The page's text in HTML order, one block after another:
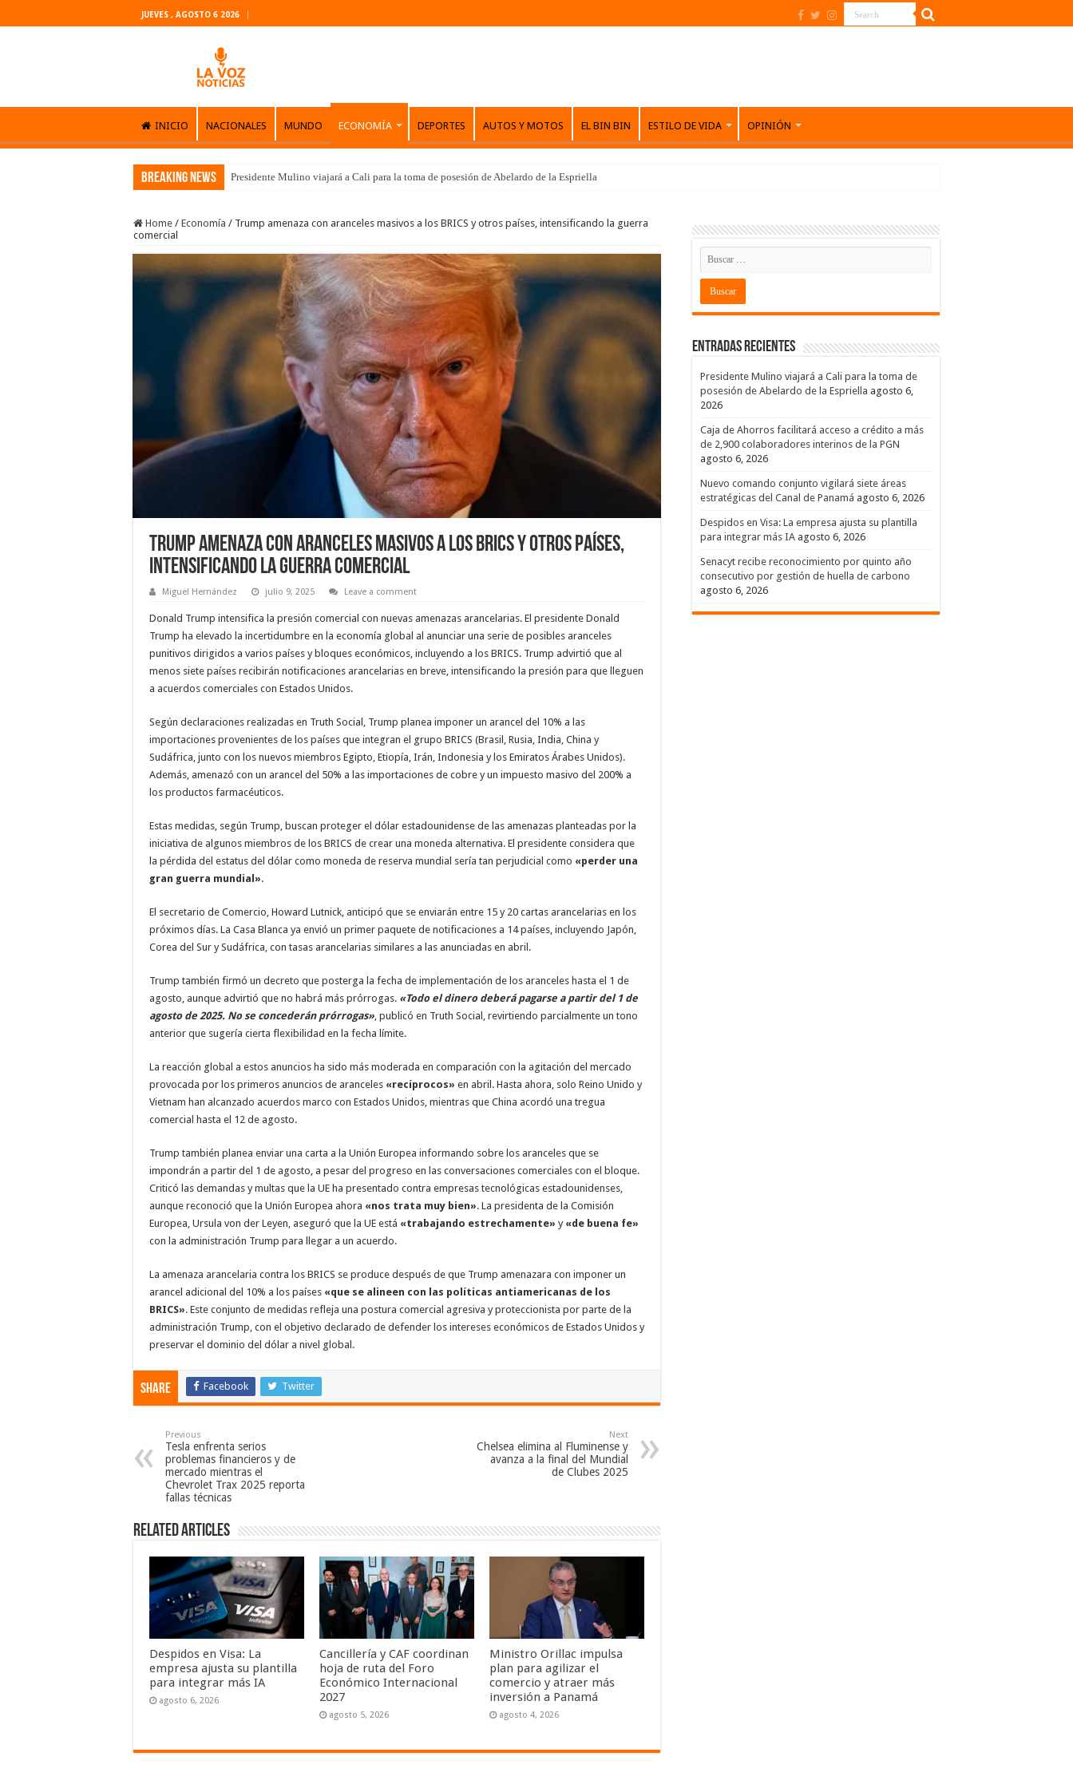
JUEVES , AGOSTO 6 2026
INICIO NACIONALES MUNDO ECONOMÍA DEPORTES AUTOS Y MOTOS EL BIN BIN ESTILO DE VIDA OPINIÓN
Breaking News Presidente Mulino viajará a Cali para la toma de posesión de Abelardo de la Espriella
Home / Economía / Trump amenaza con aranceles masivos a los BRICS y otros países, intensificando la guerra
comercial
Trump amenaza con aranceles masivos a los BRICS y otros países,
intensificando la guerra comercial
Miguel Hernández julio 9, 2025 Leave a comment
Donald Trump intensifica la presión comercial con nuevas amenazas arancelarias. El presidente Donald
Trump ha elevado la incertidumbre en la economía global al anunciar una serie de posibles aranceles
punitivos dirigidos a varios países y bloques económicos, incluyendo a los BRICS. Trump advirtió que al
menos siete países recibirán notificaciones arancelarias en breve, intensificando la presión para que lleguen
a acuerdos comerciales con Estados Unidos.
Según declaraciones realizadas en Truth Social, Trump planea imponer un arancel del 10% a las
importaciones provenientes de los países que integran el grupo BRICS (Brasil, Rusia, India, China y
Sudáfrica, junto con los nuevos miembros Egipto, Etiopía, Irán, Indonesia y los Emiratos Árabes Unidos).
Además, amenazó con un arancel del 50% a las importaciones de cobre y un impuesto masivo del 200% a
los productos farmacéuticos.
Estas medidas, según Trump, buscan proteger el dólar estadounidense de las amenazas planteadas por la
iniciativa de algunos miembros de los BRICS de crear una moneda alternativa. El presidente considera que
la pérdida del estatus del dólar como moneda de reserva mundial sería tan perjudicial como «perder una
gran guerra mundial».
El secretario de Comercio, Howard Lutnick, anticipó que se enviarán entre 15 y 20 cartas arancelarias en los
próximos días. La Casa Blanca ya envió un primer paquete de notificaciones a 14 países, incluyendo Japón,
Corea del Sur y Sudáfrica, con tasas arancelarias similares a las anunciadas en abril.
Trump también firmó un decreto que posterga la fecha de implementación de los aranceles hasta el 1 de
agosto, aunque advirtió que no habrá más prórrogas. «Todo el dinero deberá pagarse a partir del 1 de
agosto de 2025. No se concederán prórrogas», publicó en Truth Social, revirtiendo parcialmente un tono
anterior que sugería cierta flexibilidad en la fecha límite.
La reacción global a estos anuncios ha sido más moderada en comparación con la agitación del mercado
provocada por los primeros anuncios de aranceles «recíprocos» en abril. Hasta ahora, solo Reino Unido y
Vietnam han alcanzado acuerdos marco con Estados Unidos, mientras que China acordó una tregua
comercial hasta el 12 de agosto.
Trump también planea enviar una carta a la Unión Europea informando sobre los aranceles que se
impondrán a partir del 1 de agosto, a pesar del progreso en las conversaciones comerciales con el bloque.
Criticó las demandas y multas que la UE ha presentado contra empresas tecnológicas estadounidenses,
aunque reconoció que la Unión Europea ahora «nos trata muy bien». La presidenta de la Comisión
Europea, Ursula von der Leyen, aseguró que la UE está «trabajando estrechamente» y «de buena fe»
con la administración Trump para llegar a un acuerdo.
La amenaza arancelaria contra los BRICS se produce después de que Trump amenazara con imponer un
arancel adicional del 10% a los países «que se alineen con las políticas antiamericanas de los
BRICS». Este conjunto de medidas refleja una postura comercial agresiva y proteccionista por parte de la
administración Trump, con el objetivo declarado de defender los intereses económicos de Estados Unidos y
preservar el dominio del dólar a nivel global.
Share Facebook Twitter
Previous
Tesla enfrenta serios
problemas financieros y de
mercado mientras el
Chevrolet Trax 2025 reporta
fallas técnicas
Next
Chelsea elimina al Fluminense y
avanza a la final del Mundial
de Clubes 2025
Related Articles
Despidos en Visa: La
empresa ajusta su plantilla
para integrar más IA
agosto 6, 2026
Cancillería y CAF coordinan
hoja de ruta del Foro
Económico Internacional
2027
agosto 5, 2026
Ministro Orillac impulsa
plan para agilizar el
comercio y atraer más
inversión a Panamá
agosto 4, 2026
Entradas recientes
Presidente Mulino viajará a Cali para la toma de
posesión de Abelardo de la Espriella agosto 6,
2026
Caja de Ahorros facilitará acceso a crédito a más
de 2,900 colaboradores interinos de la PGN
agosto 6, 2026
Nuevo comando conjunto vigilará siete áreas
estratégicas del Canal de Panamá agosto 6, 2026
Despidos en Visa: La empresa ajusta su plantilla
para integrar más IA agosto 6, 2026
Senacyt recibe reconocimiento por quinto año
consecutivo por gestión de huella de carbono
agosto 6, 2026